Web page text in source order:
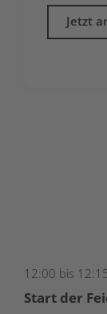
Jetzt
12:00 bis
Start der